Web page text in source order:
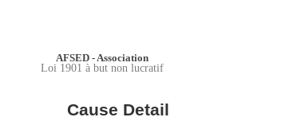
AFSED - Association
Loi 1901 à but non lucratif
Cause Detail